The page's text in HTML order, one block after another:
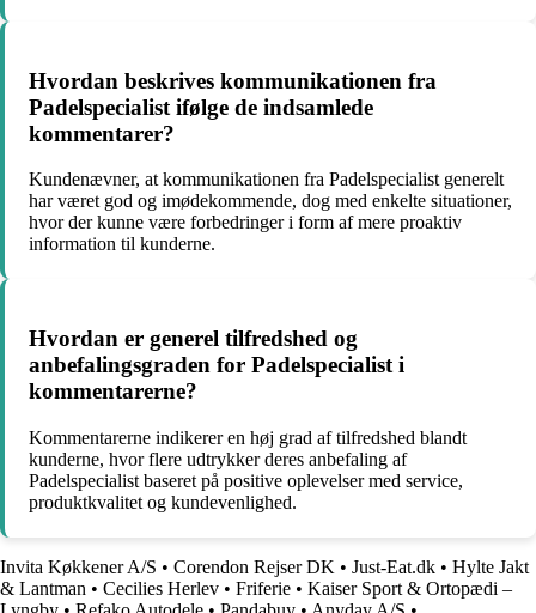
Hvordan beskrives kommunikationen fra
Padelspecialist ifølge de indsamlede
kommentarer?
Kundenævner, at kommunikationen fra Padelspecialist generelt
har været god og imødekommende, dog med enkelte situationer,
hvor der kunne være forbedringer i form af mere proaktiv
information til kunderne.
Hvordan er generel tilfredshed og
anbefalingsgraden for Padelspecialist i
kommentarerne?
Kommentarerne indikerer en høj grad af tilfredshed blandt
kunderne, hvor flere udtrykker deres anbefaling af
Padelspecialist baseret på positive oplevelser med service,
produktkvalitet og kundevenlighed.
Invita Køkkener A/S • Corendon Rejser DK • Just-Eat.dk • Hylte Jakt
& Lantman • Cecilies Herlev • Friferie • Kaiser Sport & Ortopædi –